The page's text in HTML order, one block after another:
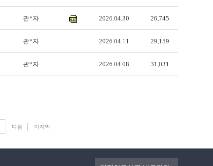
관*자 2026.04.30 26,745
관*자 2026.04.11 29,159
관*자 2026.04.08 31,031
다음 마지막